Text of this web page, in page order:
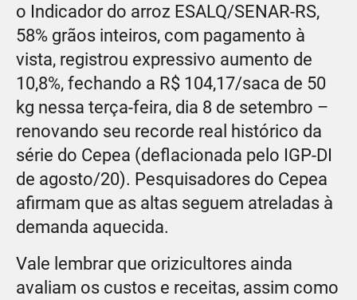
o Indicador do arroz ESALQ/SENAR-RS,
58% grãos inteiros, com pagamento à
vista, registrou expressivo aumento de
10,8%, fechando a R$ 104,17/saca de 50
kg nessa terça-feira, dia 8 de setembro –
renovando seu recorde real histórico da
série do Cepea (deflacionada pelo IGP-DI
de agosto/20). Pesquisadores do Cepea
afirmam que as altas seguem atreladas à
demanda aquecida.
Vale lembrar que orizicultores ainda
avaliam os custos e receitas, assim como